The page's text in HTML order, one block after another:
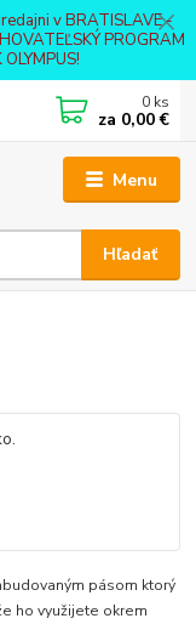
v BRATISLAVE -
PROGRAM
Menu
Hľadať
0 ks
za 0,00 €
pásom ktorý
ho využijete okrem